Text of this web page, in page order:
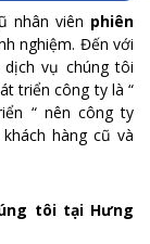
nhân viên phiên
nghiệm. Đến với
vụ chúng tôi
triển công ty là “
“ nên công ty
hàng cũ và
tôi tại Hưng